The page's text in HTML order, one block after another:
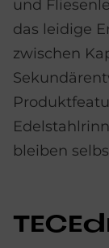
und
das leidige
zwischen
bleiben